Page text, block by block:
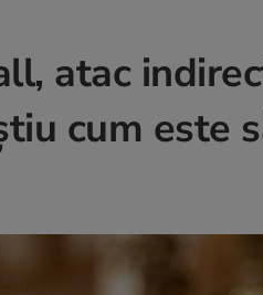
atac
cum este